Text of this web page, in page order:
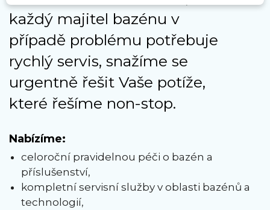
každý majitel bazénu v
případě problému potřebuje
rychlý servis, snažíme se
urgentně řešit Vaše potíže,
které řešíme non-stop.
Nabízíme:
celoroční pravidelnou péči o bazén a
příslušenství,
kompletní servisní služby v oblasti bazénů a
technologií,